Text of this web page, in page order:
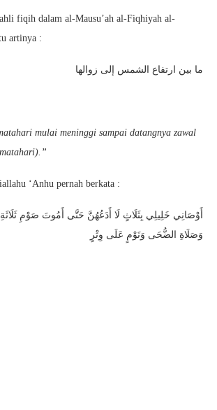
fiqih dalam al-Mausu’ah al-Fiqhiyah al-
artinya :
ما بين ارتفاع الشمس إلى زوالها
mulai meninggi sampai datangnya zawal
‘Anhu pernah berkata :
أَوْصَانِي خَلِيلِي بِثَلَاثٍ لَا أَدَعُهُنَّ حَتَّى أَمُوتَ صَوْمِ
وَصَلَاةِ الضُّحَى وَنَوْمٍ عَلَى وِتْرٍ